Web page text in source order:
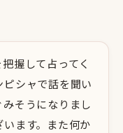
握して占ってく
シャで話を聞い
そうになりまし
ます。また何か